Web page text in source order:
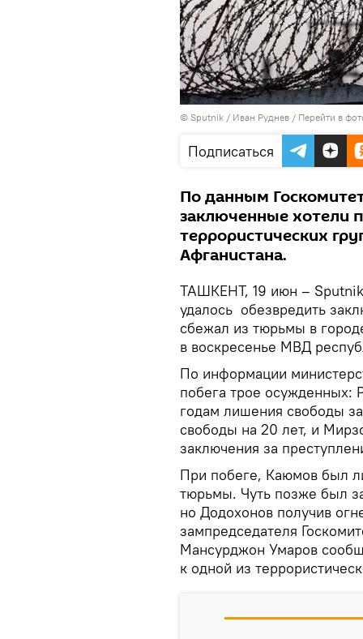
© Sputnik / Иван Руднев / Перейти в
Подписаться
По данным
заключенные хотели
террористических
Афганистана.
ТАШКЕНТ, 19 июн –
удалось обезвредить
сбежал из тюрьмы в
в воскресенье МВД
По информации
побега трое осужденных:
годам лишения свободы
свободы на 20 лет, и
заключения за
При побеге, Каюмов был
тюрьмы. Чуть позже был
но Додохонов получив
зампредседателя
Мансурджон Умаров
к одной из